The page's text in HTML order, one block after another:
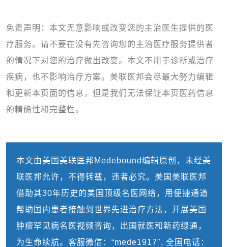
免责声明：本文无意影响或改变您的主治医生提供的医
疗服务。请不要在没有先咨询您的主治医疗服务提供者
的情况下对您的治疗做出改变。本文不用于诊断或治疗
疾病，也不影响治疗方案。美联医邦会尽最大努力编辑
和更新本页面的信息，但是我们无法保证本页医药信息
的精确性和完整性。
本文由美国美联医邦Medebound编辑原创，未经美
联医邦允许，不得转载，违者必究。美国美联医邦
借助其30年历史的美国顶级名医网络，用便捷通道
帮助国内患者接触到世界先进治疗方法，开展美国
肿瘤罕见病名医视频咨询，出国就医和新药绿通，
为生命续航。客服微信：“mede1917", 全国电话：